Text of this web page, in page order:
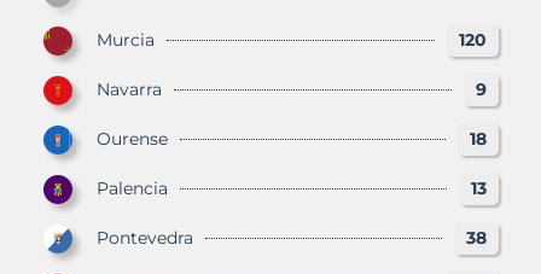
Murcia 120
Navarra 9
Ourense 18
Palencia 13
Pontevedra 38